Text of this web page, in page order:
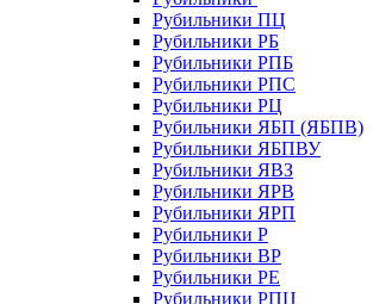
Рубильники ПЦ
Рубильники РБ
Рубильники РПБ
Рубильники РПС
Рубильники РЦ
Рубильники ЯБП (ЯБПВ)
Рубильники ЯБПВУ
Рубильники ЯВЗ
Рубильники ЯРВ
Рубильники ЯРП
Рубильники Р
Рубильники ВР
Рубильники РЕ
Рубильники РПЦ